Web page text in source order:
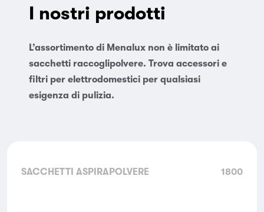
I nostri prodotti
L’assortimento di Menalux non è limitato ai
sacchetti raccoglipolvere. Trova accessori e
filtri per elettrodomestici per qualsiasi
esigenza di pulizia.
SACCHETTI ASPIRAPOLVERE 1800